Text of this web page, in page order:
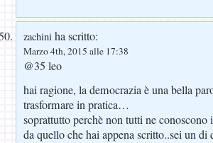
zachini ha scritto:
Marzo 4th, 2015 alle 17:38
@35 leo
hai ragione, la democrazia è una bella
trasformare in pratica…
soprattutto perchè non tutti ne
da quello che hai appena scritto..sei un